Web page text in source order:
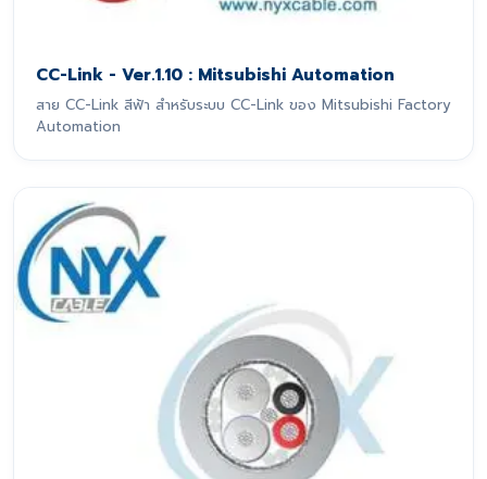
CC-Link - Ver.1.10 : Mitsubishi Automation
สาย CC-Link สีฟ้า สำหรับระบบ CC-Link ของ Mitsubishi Factory
Automation